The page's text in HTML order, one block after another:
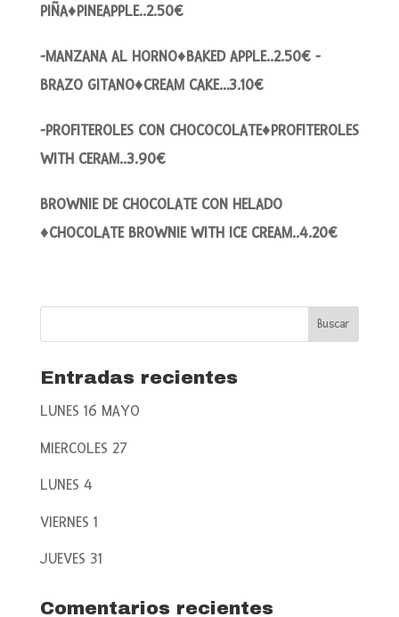
PIÑA♦PINEAPPLE..2.50€
-MANZANA AL HORNO♦BAKED APPLE..2.50€ -
BRAZO GITANO♦CREAM CAKE…3.10€
-PROFITEROLES CON CHOCOCOLATE♦PROFITEROLES
WITH CERAM..3.90€
BROWNIE DE CHOCOLATE CON HELADO
♦CHOCOLATE BROWNIE WITH ICE CREAM..4.20€
Entradas recientes
LUNES 16 MAYO
MIERCOLES 27
LUNES 4
VIERNES 1
JUEVES 31
Comentarios recientes